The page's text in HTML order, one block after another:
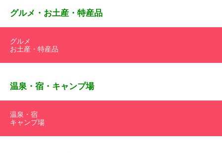
グルメ・お土産・特産品
グルメ
お土産・特産品
温泉・宿・キャンプ場
温泉・宿
キャンプ場